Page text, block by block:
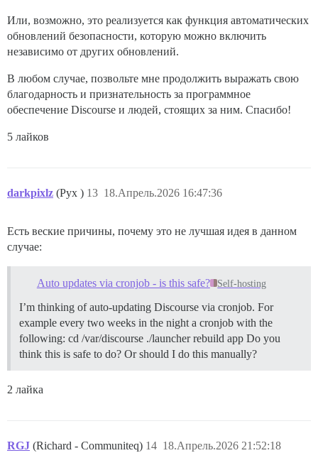
Или, возможно, это реализуется как функция автоматических
обновлений безопасности, которую можно включить
независимо от других обновлений.
В любом случае, позвольте мне продолжить выражать свою
благодарность и признательность за программное
обеспечение Discourse и людей, стоящих за ним. Спасибо!
5 лайков
darkpixlz (Pyx ) 18.Апрель.2026 16:47:36
13
Есть веские причины, почему это не лучшая идея в данном
случае:
Auto updates via cronjob - is this safe? Self-hosting
I’m thinking of auto-updating Discourse via cronjob. For
example every two weeks in the night a cronjob with the
following: cd /var/discourse ./launcher rebuild app Do you
think this is safe to do? Or should I do this manually?
2 лайка
RGJ (Richard - Communiteq) 18.Апрель.2026 21:52:18
14